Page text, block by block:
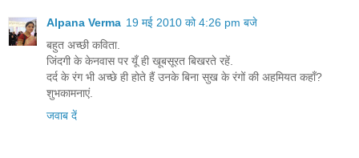
Alpana Verma 19 मई 2010 को 4:26 pm बजे
बहुत अच्छी कविता.
जिंदगी के केनवास पर यूँ ही खूबसूरत बिखरते रहें.
दर्द के रंग भी अच्छे ही होते हैं उनके बिना सुख के रंगों की अहमियत कहाँ?
शुभकामनाएं.
जवाब दें